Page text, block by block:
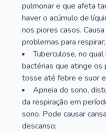
pulmonar e que afeta
haver o acúmulo de
nos piores casos.
problemas para respirar;
Tuberculose, no
bactérias que atinge os
tosse até febre e suor
Apneia do sono,
da respiração em
sono. Pode causar
descanso;